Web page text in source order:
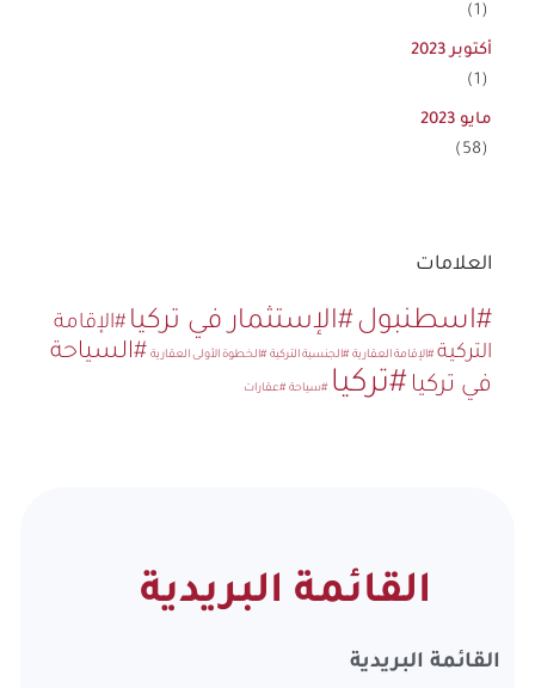
(1)
أكتوبر 2023
(1)
مايو 2023
(58)
العلامات
#اسطنبول #الإستثمار في تركيا #الإقامة
التركية #الإقامة العقارية #الجنسية التركية #الخطوة الأولى العقارية #السياحة
في تركيا #تركيا #سياحة #عقارات
القائمة البريدية
القائمة البريدية